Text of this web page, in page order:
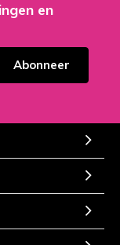
en
Abonneer